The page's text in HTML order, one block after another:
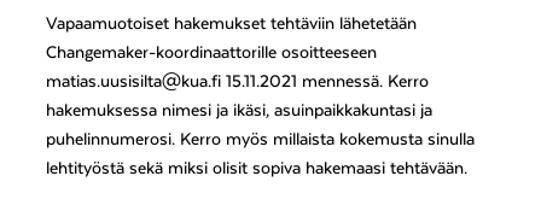
Vapaamuotoiset hakemukset tehtäviin lähetetään
Changemaker-koordinaattorille osoitteeseen
matias.uusisilta@kua.fi 15.11.2021 mennessä. Kerro
hakemuksessa nimesi ja ikäsi, asuinpaikkakuntasi ja
puhelinnumerosi. Kerro myös millaista kokemusta sinulla
lehtityöstä sekä miksi olisit sopiva hakemaasi tehtävään.